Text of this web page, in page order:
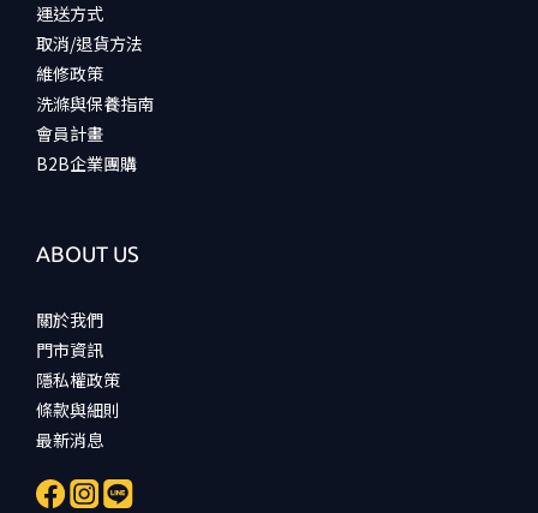
運送方式
取消/退貨方法
維修政策
洗滌與保養指南
會員計畫
B2B企業團購
ABOUT US
關於我們
門市資訊
隱私權政策
條款與細則
最新消息